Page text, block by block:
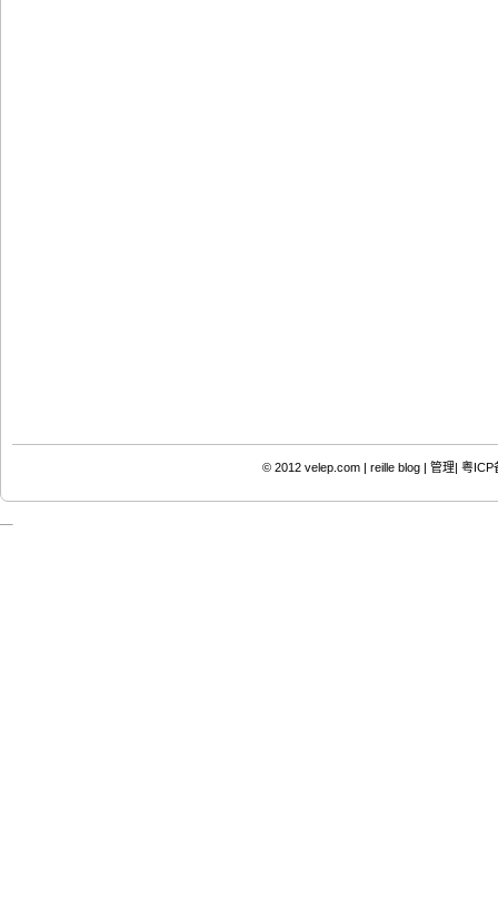
© 2012 velep.com | reille blog| 管理| 粤ICP